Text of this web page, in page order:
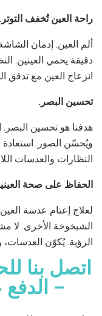
راحة العين تُخفف التوتر.
انزعاج العين مع تدفق
تحسين البصر.
هدفنا هو تحسين البصر.
النظارات والعدسات
الحفاظ على صحة
لعلاج إعتام عدسة
الشيخوخة الأخرى. لا
الرؤية. يُكوّن
اتصل بنا
– الدفع